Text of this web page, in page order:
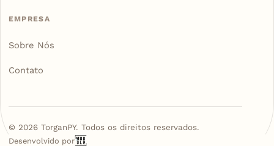
EMPRESA
Sobre Nós
Contato
© 2026TorganPY. Todos os direitos reservados.
Desenvolvido por